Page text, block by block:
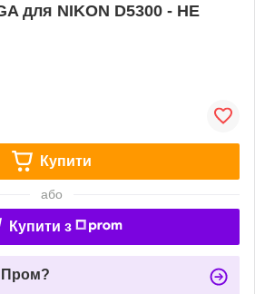
для NIKON D5300 - НЕ
Купити
або
Купити з
Пром?